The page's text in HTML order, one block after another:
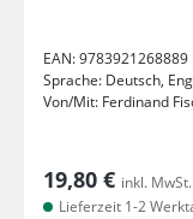
EAN:9783921268889
Sprache: Deutsch,
Von/Mit: Ferdinand
19,80 € inkl. MwSt.
Lieferzeit 1-2